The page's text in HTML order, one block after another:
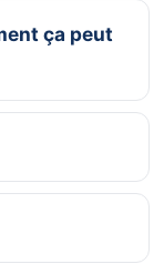
ça peut